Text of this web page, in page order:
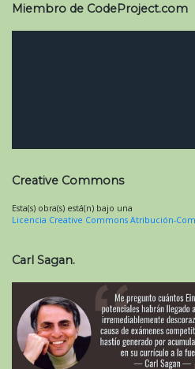
Miembro de CodeProject.com
Creative Commons
Esta(s) obra(s) está(n) bajo una
Licencia Creative Commons Atribución-
Carl Sagan.